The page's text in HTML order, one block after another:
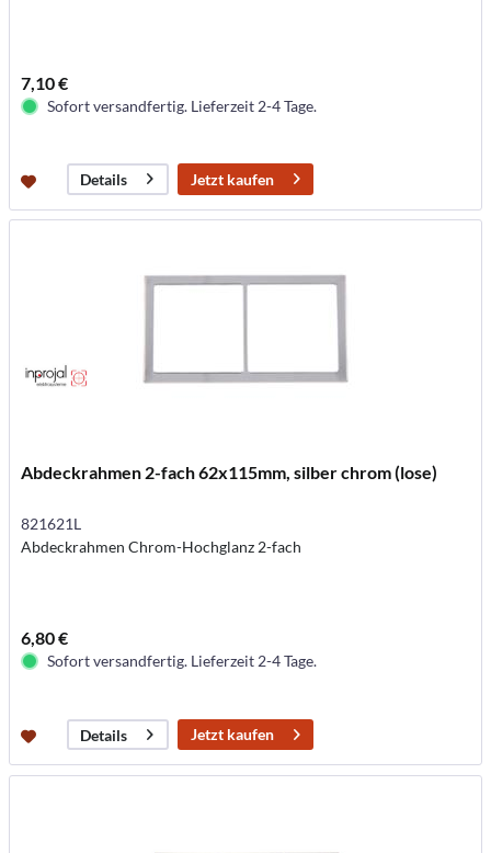
7,10 €
Sofort versandfertig. Lieferzeit 2-4 Tage.
Details Jetzt kaufen
Abdeckrahmen 2-fach 62x115mm, silber chrom (lose)
821621L
Abdeckrahmen Chrom-Hochglanz 2-fach
6,80 €
Sofort versandfertig. Lieferzeit 2-4 Tage.
Details Jetzt kaufen